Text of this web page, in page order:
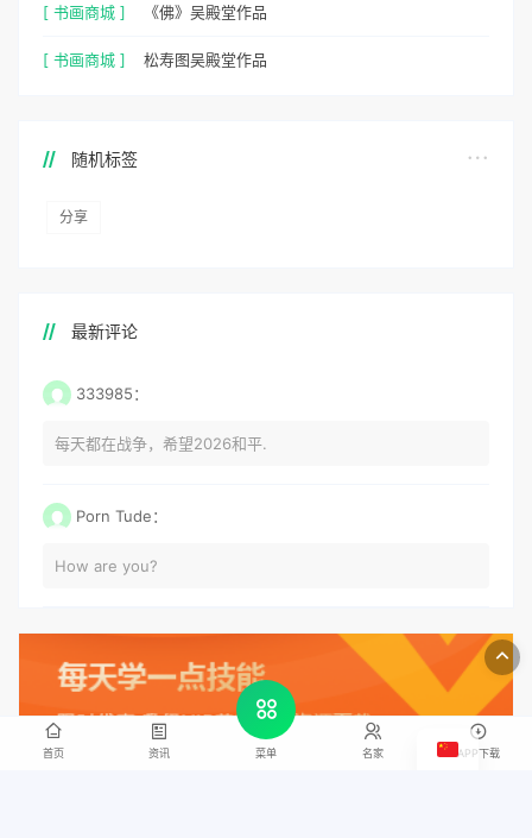
[ 书画商城 ] 《佛》吴殿堂作品
[ 书画商城 ] 松寿图吴殿堂作品
随机标签
分享
最新评论
333985：
每天都在战争，希望2026和平.
Porn Tude：
How are you?
首页 资讯 菜单 名家 APP下载